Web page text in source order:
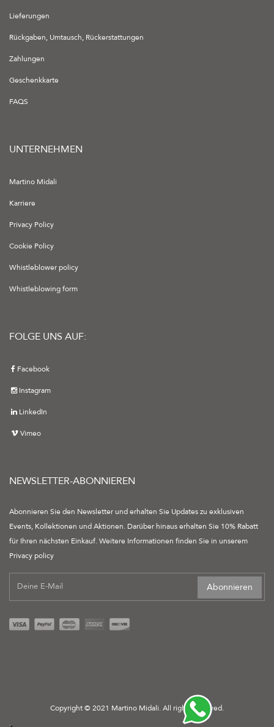
Lieferungen
Rückgaben, Umtausch, Rückerstattungen
Zahlungen
Geschenkkarte
FAQS
UNTERNEHMEN
Martino Midali
Karriere
Privacy Policy
Cookie Policy
Whistleblower policy
Whistleblowing form
FOLGE UNS AUF:
Facebook
Instagram
LinkedIn
Vimeo
NEWSLETTER-ABONNIEREN
Abonnieren Sie den Newsletter und erhalten Sie Updates zu exklusiven
Events, Kollektionen und Aktionen. Darüber hinaus erhalten Sie 10% Rabatt
für Ihren nächsten Einkauf. Weitere Informationen finden Sie in unserem
Privacy policy
Abonnieren
Copyright © 2021 Martino Midali. All rights reserved.